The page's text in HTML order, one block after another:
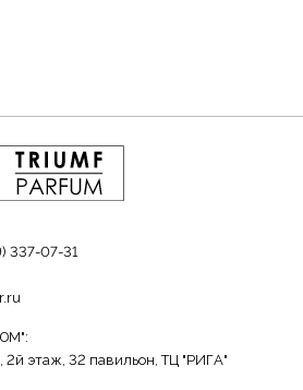
337-07-31
2й этаж, 32 павильон, ТЦ "РИГА"